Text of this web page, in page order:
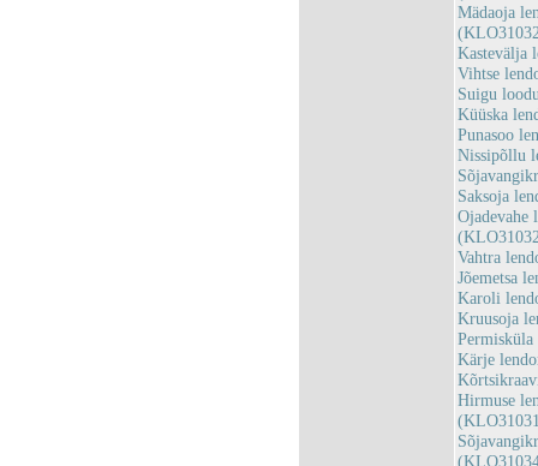
Mädaoja
Kastevälja
Vihtse
Suigu
Küüska
Punasoo
Nissipõllu
Saksoja
Ojadevahe
Vahtra
Jõemetsa
Karoli
Kruusoja
Kärje
Hirmuse